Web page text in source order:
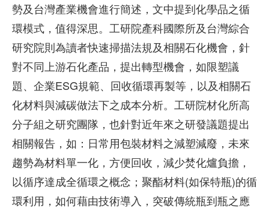
勢及台灣產業機會進行簡述，文中提到化學品之循
環模式，值得深思。工研院產科國際所及台灣綜合
研究院則為讀者快速掃描法規及相關石化機會，針
對不同上游石化產品，提出轉型機會，如限塑議
題、企業ESG規範、回收循環再製等，以及相關石
化材料與減碳做法下之成本分析。工研院材化所高
分子組之研究團隊，也針對近年來之研發議題提出
相關報告，如：日常用包裝材料之減塑減廢，未來
趨勢為材料單一化，方便回收，減少焚化爐負擔，
以循序達成全循環之概念；聚酯材料(如保特瓶)的循
環利用，如何藉由技術導入，突破傳統瓶到瓶之應